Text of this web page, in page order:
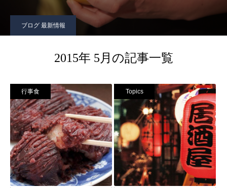
ブログ 最新情報
2015年 5月の記事一覧
行事食 Topics